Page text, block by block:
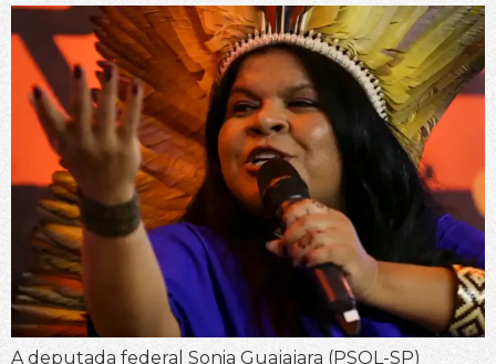
A deputada federal Sonia Guajajara (PSOL-SP)